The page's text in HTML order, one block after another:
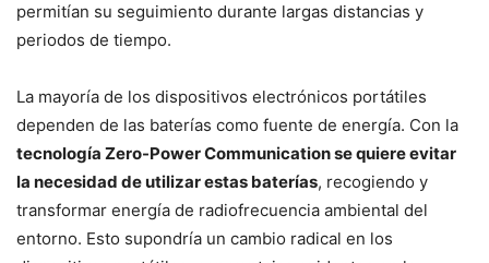
permitían su seguimiento durante largas distancias y
periodos de tiempo.
La mayoría de los dispositivos electrónicos portátiles
dependen de las baterías como fuente de energía. Con la
tecnología Zero-Power Communication se quiere evitar
la necesidad de utilizar estas baterías, recogiendo y
transformar energía de radiofrecuencia ambiental del
entorno. Esto supondría un cambio radical en los